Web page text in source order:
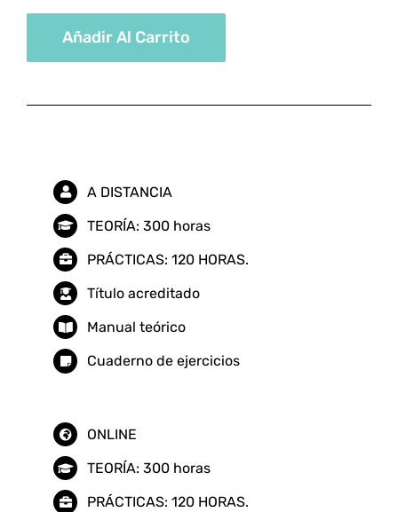
Control
de
Añadir Al Carrito
A DISTANCIA
TEORÍA: 300 horas
PRÁCTICAS: 120 HORAS.
Título acreditado
Manual teórico
Cuaderno de ejercicios
ONLINE
TEORÍA: 300 horas
PRÁCTICAS: 120 HORAS.